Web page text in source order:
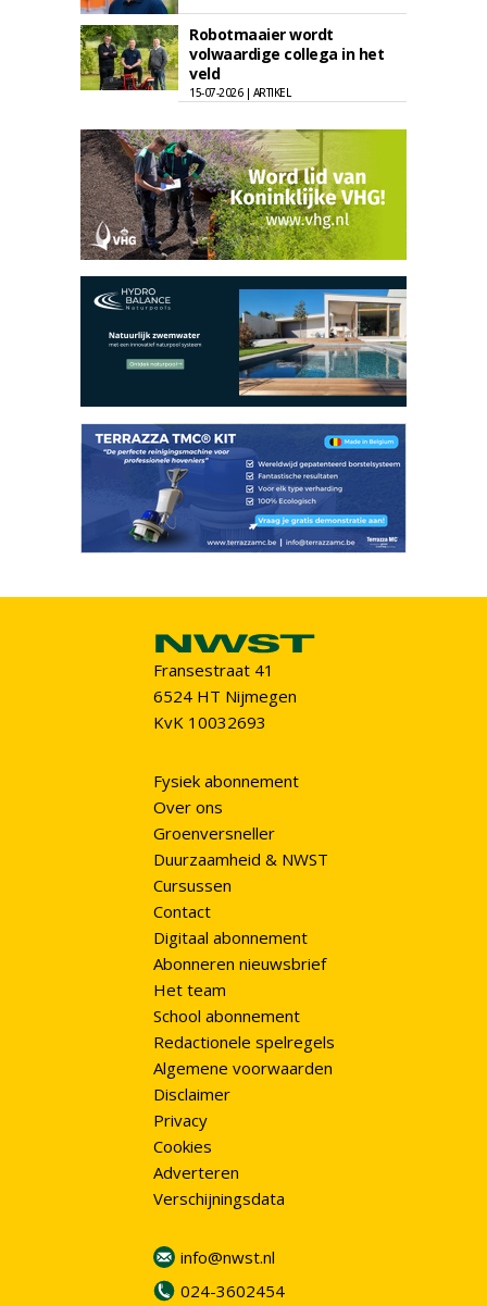
Robotmaaier wordt
volwaardige collega in het
veld
15-07-2026 | ARTIKEL
Fransestraat 41
6524 HT Nijmegen
KvK 10032693
Fysiek abonnement
Over ons
Groenversneller
Duurzaamheid & NWST
Cursussen
Contact
Digitaal abonnement
Abonneren nieuwsbrief
Het team
School abonnement
Redactionele spelregels
Algemene voorwaarden
Disclaimer
Privacy
Cookies
Adverteren
Verschijningsdata
info@nwst.nl
024-3602454